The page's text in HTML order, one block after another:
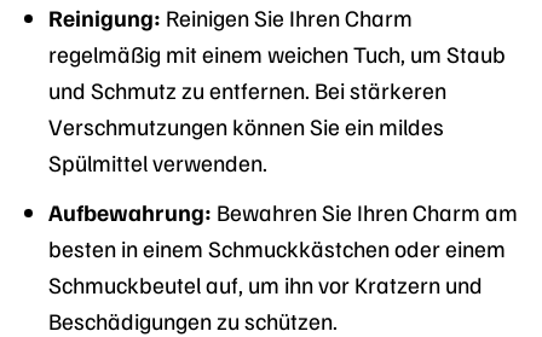
Reinigung: Reinigen Sie Ihren Charm
regelmäßig mit einem weichen Tuch, um Staub
und Schmutz zu entfernen. Bei stärkeren
Verschmutzungen können Sie ein mildes
Spülmittel verwenden.
Aufbewahrung: Bewahren Sie Ihren Charm am
besten in einem Schmuckkästchen oder einem
Schmuckbeutel auf, um ihn vor Kratzern und
Beschädigungen zu schützen.